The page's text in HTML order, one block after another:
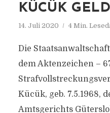
KÜCÜK
14. Juli 2020 4 Min.
Die
dem Aktenzeichen –
Kücük, geb. 7.5.1968,
Amtsgerichts